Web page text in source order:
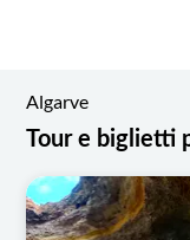
Algarve
Tour e biglietti